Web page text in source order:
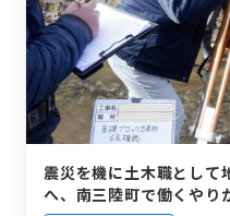
震災を機に土木職として
へ、南三陸町で働くやり